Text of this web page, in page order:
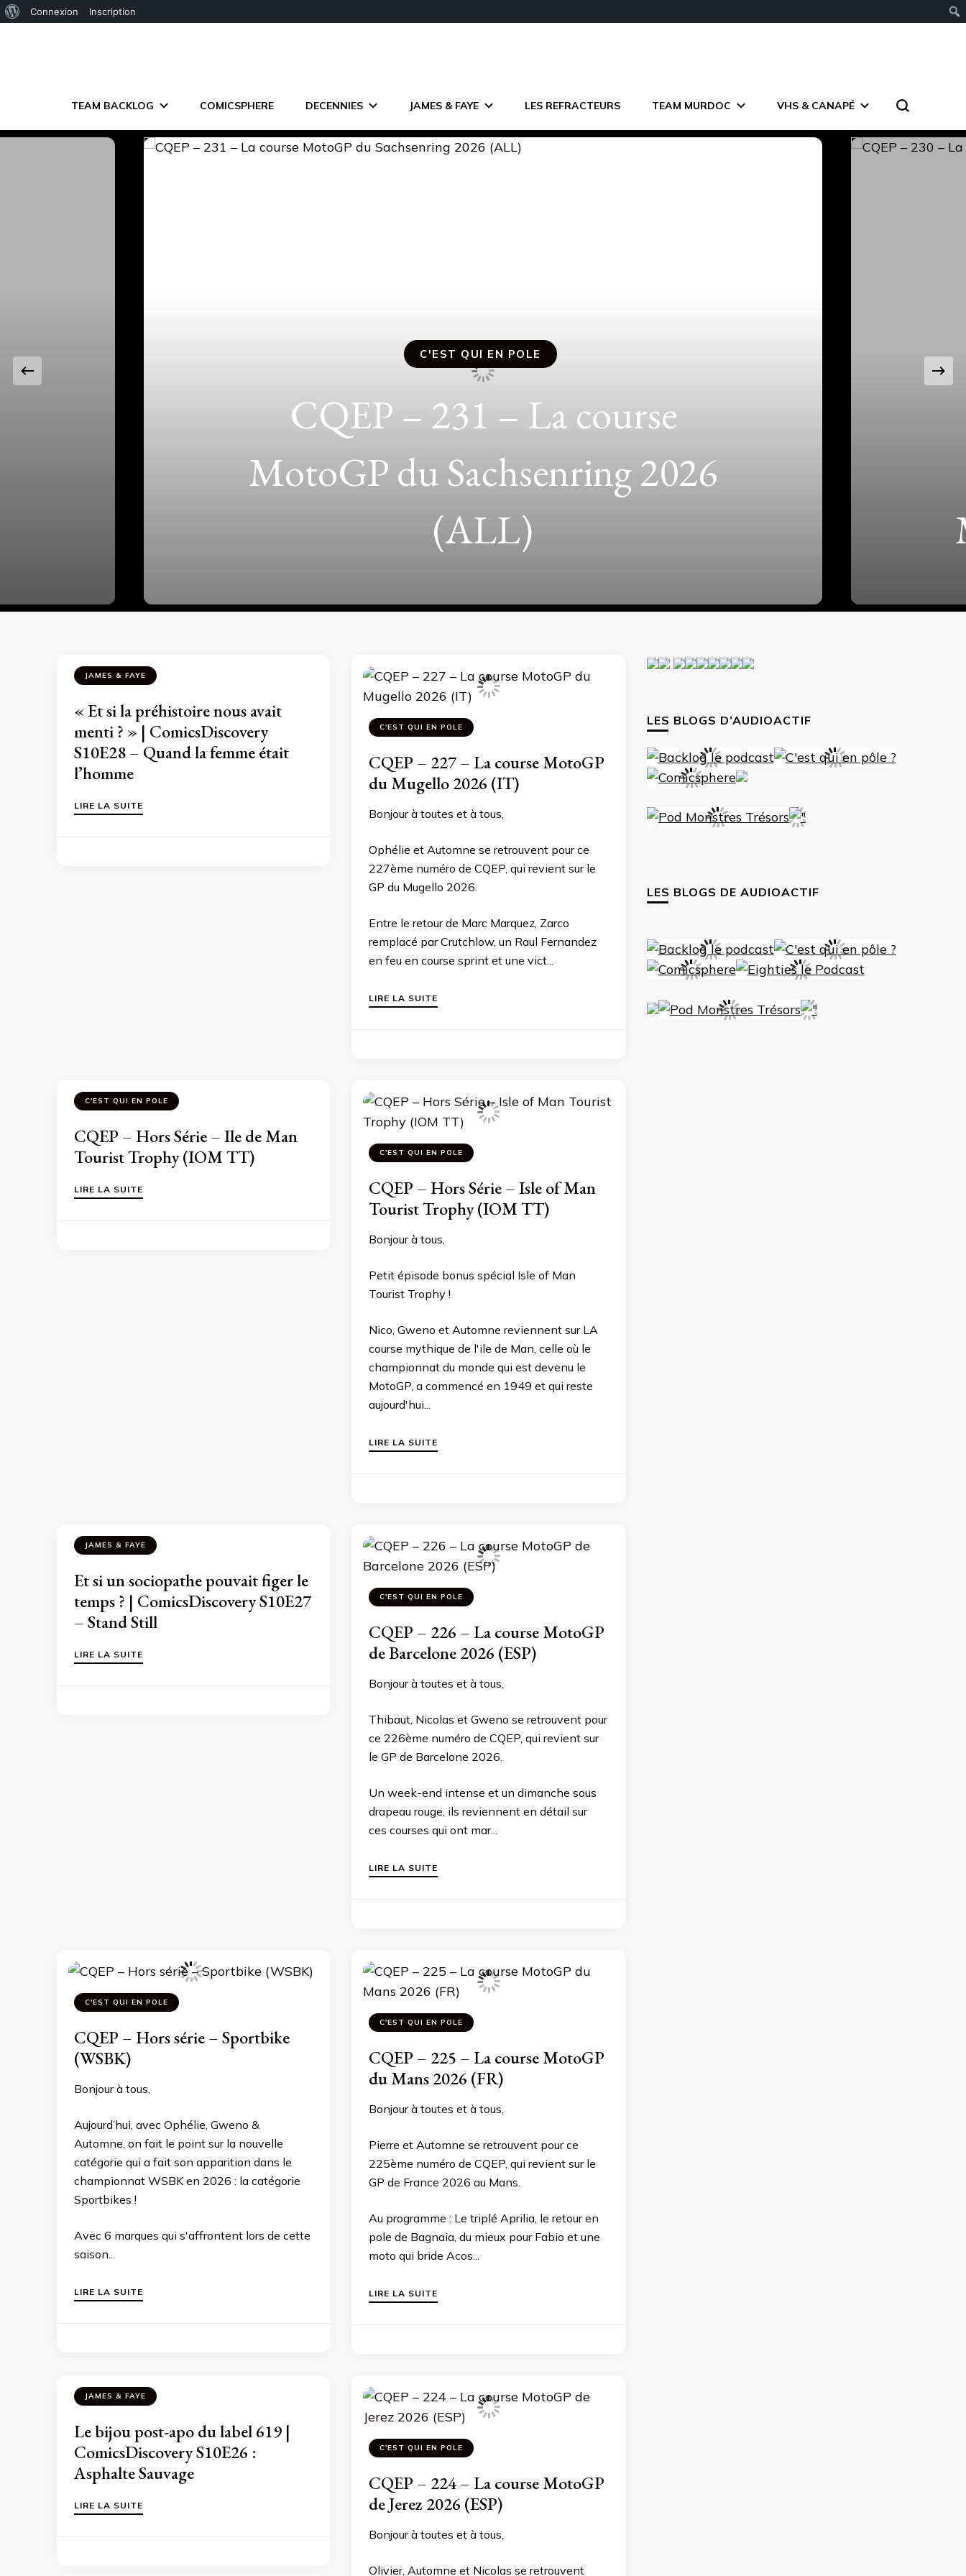
Connexion Inscription
TEAM BACKLOG COMICSPHERE DECENNIES JAMES & FAYE LES REFRACTEURS TEAM MURDOC VHS & CANAPÉ
CQEP – 230 – La course
MotoGP d’Assen 2026 (NLD)
JAMES & FAYE
« Et si la préhistoire nous avait
menti ? » | ComicsDiscovery
S10E28 – Quand la femme était
l’homme
LIRE LA SUITE
C'EST QUI EN POLE
CQEP – 227 – La course MotoGP
du Mugello 2026 (IT)
Bonjour à toutes et à tous,
Ophélie et Automne se retrouvent pour ce
227ème numéro de CQEP, qui revient sur le
GP du Mugello 2026.
Entre le retour de Marc Marquez, Zarco
remplacé par Crutchlow, un Raul Fernandez
en feu en course sprint et une vict...
LIRE LA SUITE
C'EST QUI EN POLE
CQEP – Hors Série – Ile de Man
Tourist Trophy (IOM TT)
LIRE LA SUITE
C'EST QUI EN POLE
CQEP – Hors Série – Isle of Man
Tourist Trophy (IOM TT)
Bonjour à tous,
Petit épisode bonus spécial Isle of Man
Tourist Trophy !
Nico, Gweno et Automne reviennent sur LA
course mythique de l'ile de Man, celle où le
championnat du monde qui est devenu le
MotoGP, a commencé en 1949 et qui reste
aujourd'hui...
LIRE LA SUITE
JAMES & FAYE
Et si un sociopathe pouvait figer le
temps ? | ComicsDiscovery S10E27
– Stand Still
LIRE LA SUITE
C'EST QUI EN POLE
CQEP – 226 – La course MotoGP
de Barcelone 2026 (ESP)
Bonjour à toutes et à tous,
Thibaut, Nicolas et Gweno se retrouvent pour
ce 226ème numéro de CQEP, qui revient sur
le GP de Barcelone 2026.
Un week-end intense et un dimanche sous
drapeau rouge, ils reviennent en détail sur
ces courses qui ont mar...
LIRE LA SUITE
C'EST QUI EN POLE
CQEP – Hors série – Sportbike
(WSBK)
Bonjour à tous,
Aujourd’hui, avec Ophélie, Gweno &
Automne, on fait le point sur la nouvelle
catégorie qui a fait son apparition dans le
championnat WSBK en 2026 : la catégorie
Sportbikes !
Avec 6 marques qui s'affrontent lors de cette
saison...
LIRE LA SUITE
C'EST QUI EN POLE
CQEP – 225 – La course MotoGP
du Mans 2026 (FR)
Bonjour à toutes et à tous,
Pierre et Automne se retrouvent pour ce
225ème numéro de CQEP, qui revient sur le
GP de France 2026 au Mans.
Au programme : Le triplé Aprilia, le retour en
pole de Bagnaia, du mieux pour Fabio et une
moto qui bride Acos...
LIRE LA SUITE
JAMES & FAYE
Le bijou post-apo du label 619 |
ComicsDiscovery S10E26 :
Asphalte Sauvage
LIRE LA SUITE
C'EST QUI EN POLE
CQEP – 224 – La course MotoGP
de Jerez 2026 (ESP)
Bonjour à toutes et à tous,
Olivier, Automne et Nicolas se retrouvent
LES BLOGS D’AUDIOACTIF
LES BLOGS DE AUDIOACTIF